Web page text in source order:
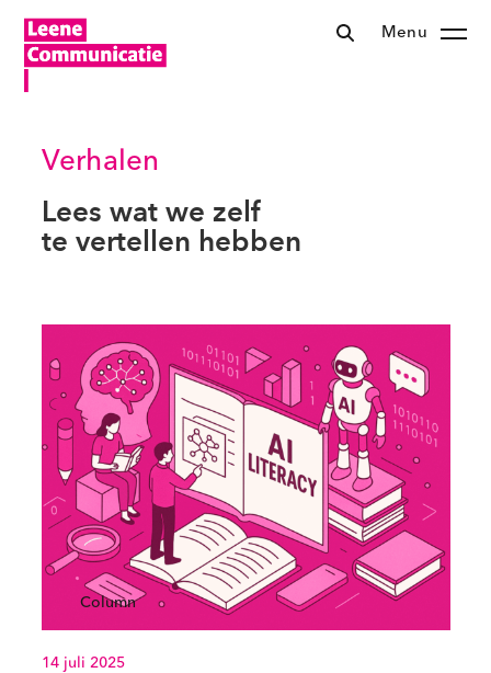
Menu
Verhalen
Lees wat we zelf
te vertellen hebben
Column
14 juli 2025